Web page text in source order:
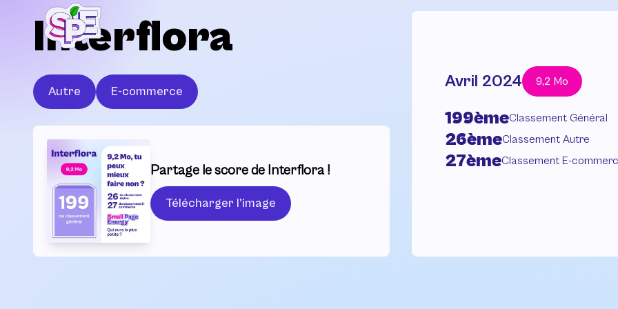
Interflora
Autre E-commerce
Partage le score de Interflora !
Télécharger l'image
Avril 2024 9,2 Mo
199èmeClassement Général
26èmeClassement Autre
27èmeClassement E-